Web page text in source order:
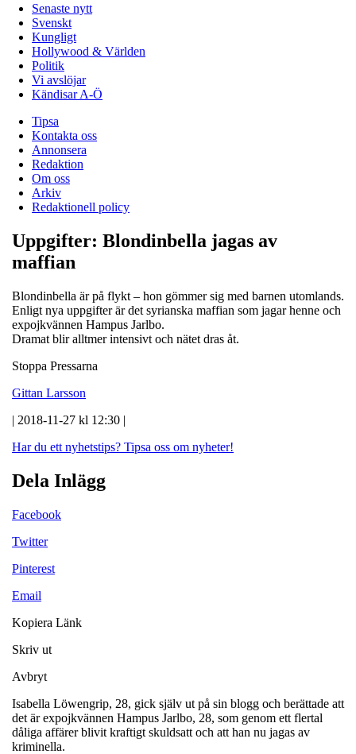
Senaste nytt
Svenskt
Kungligt
Hollywood & Världen
Politik
Vi avslöjar
Kändisar A-Ö
Tipsa
Kontakta oss
Annonsera
Redaktion
Om oss
Arkiv
Redaktionell policy
Uppgifter: Blondinbella jagas av
maffian
Blondinbella är på flykt – hon gömmer sig med barnen utomlands.
Enligt nya uppgifter är det syrianska maffian som jagar henne och
expojkvännen Hampus Jarlbo.
Dramat blir alltmer intensivt och nätet dras åt.
Stoppa Pressarna
Gittan Larsson
| 2018-11-27 kl 12:30 |
Har du ett nyhetstips? Tipsa oss om nyheter!
Dela Inlägg
Facebook
Twitter
Pinterest
Email
Kopiera Länk
Skriv ut
Avbryt
Isabella Löwengrip, 28, gick själv ut på sin blogg och berättade att
det är expojkvännen Hampus Jarlbo, 28, som genom ett flertal
dåliga affärer blivit kraftigt skuldsatt och att han nu jagas av
kriminella.